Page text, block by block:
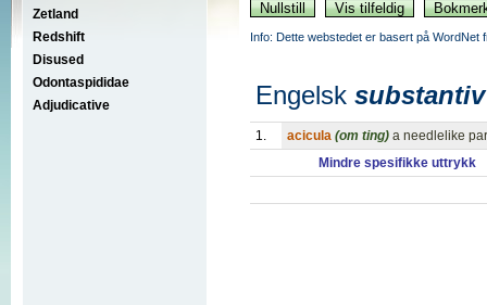
Zetland
Redshift
Disused
Odontaspididae
Adjudicative
Info: Dette webstedet er basert på WordNet
Engelsk substantiv
1. acicula (om ting) a needlelike
Mindre spesifikke uttrykk